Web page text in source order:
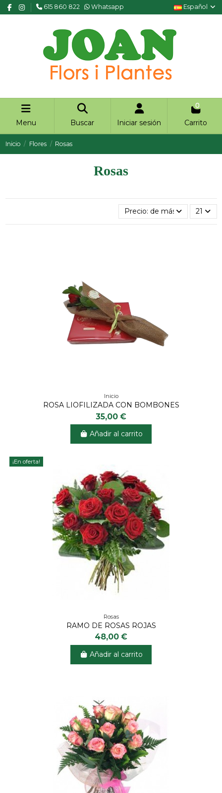
615 860 822 Whatsapp Español
Menu Buscar Iniciar sesión
0
Carrito
Inicio Flores Rosas
Rosas
Precio: de más bajo a más
21
Inicio
ROSA LIOFILIZADA CON BOMBONES
35,00 €
Añadir al carrito
¡En oferta!
Rosas
RAMO DE ROSAS ROJAS
48,00 €
Añadir al carrito